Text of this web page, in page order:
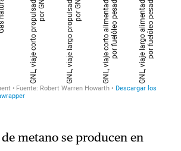
metano se producen en